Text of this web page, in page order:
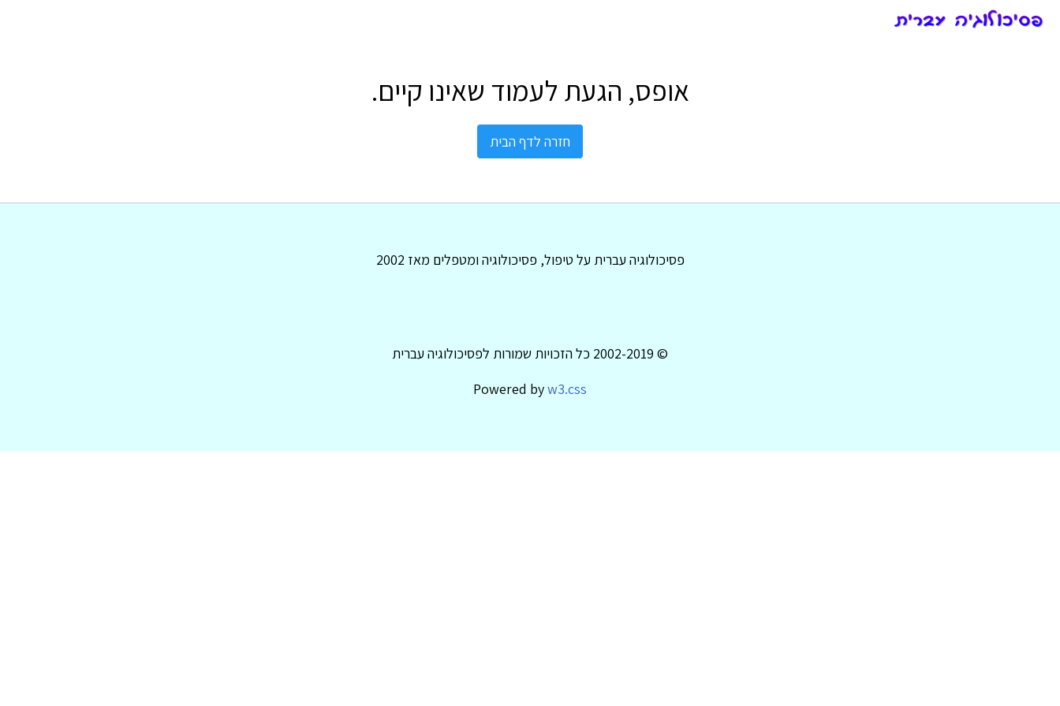
אופס, הגעת לעמוד שאינו קיים.
חזרה לדף הבית
פסיכולוגיה עברית על טיפול, פסיכולוגיה ומטפלים מאז 2002
© 2002-2019 כל הזכויות שמורות לפסיכולוגיה עברית
Powered byw3.css